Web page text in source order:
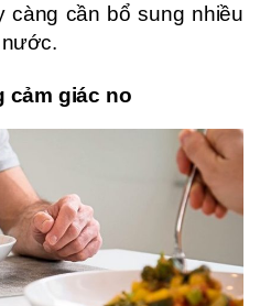
càng cần bổ sung nhiều
cảm giác no